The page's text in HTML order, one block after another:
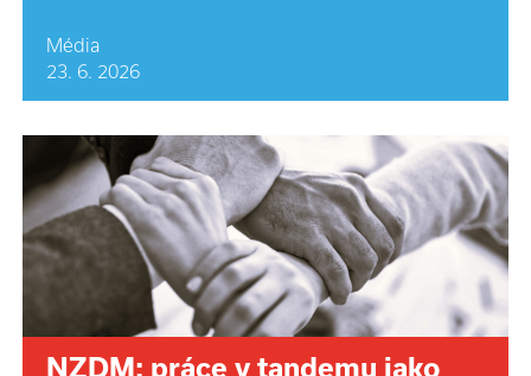
Média
23. 6. 2026
NZDM: práce v tandemu jako